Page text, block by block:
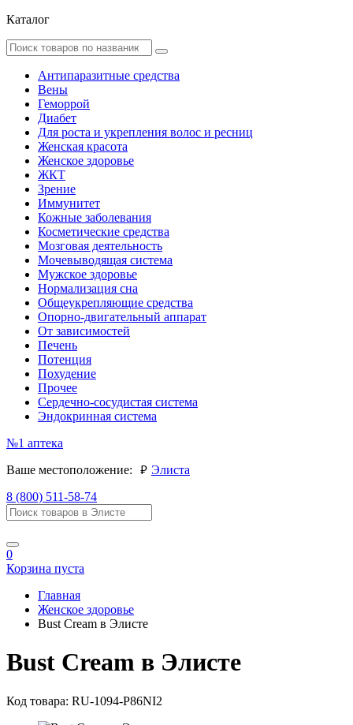
Каталог
Антипаразитные средства
Вены
Геморрой
Диабет
Для роста и укрепления волос и ресниц
Женская красота
Женское здоровье
ЖКТ
Зрение
Иммунитет
Кожные заболевания
Косметические средства
Мозговая деятельность
Мочевыводящая система
Мужское здоровье
Нормализация сна
Общеукрепляющие средства
Опорно-двигательный аппарат
От зависимостей
Печень
Потенция
Похудение
Прочее
Сердечно-сосудистая система
Эндокринная система
№1 аптека
Ваше местоположение:
руб. Элиста
8 (800) 511-58-74
0
Корзина пуста
Главная
Женское здоровье
Bust Cream в Элисте
Bust Cream в Элисте
Код товара: RU-1094-P86NI2